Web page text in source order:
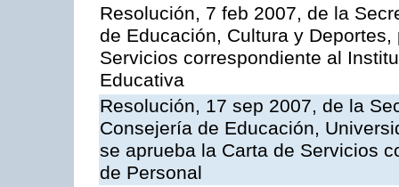
Resolución, 7 feb 2007, de la
de Educación, Cultura y
Servicios correspondiente al
Educativa
Resolución, 17 sep 2007, de la
Consejería de Educación,
se aprueba la Carta de Servicios
de Personal